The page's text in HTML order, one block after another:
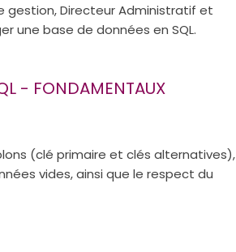
gestion, Directeur Administratif et
une base de données en SQL.
- FONDAMENTAUX
(clé primaire et clés alternatives),
vides, ainsi que le respect du